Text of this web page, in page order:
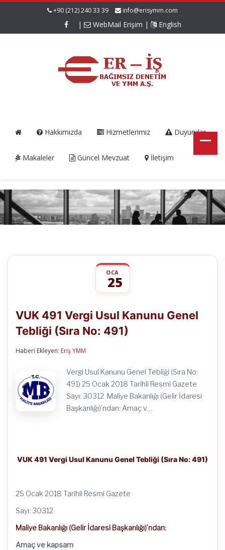
+90 (212) 240 33 39 info@erisymm.com
| WebMail Erişim | English
Hakkımızda Hizmetlerimiz Duyurular
Makaleler Güncel Mevzuat İletişim
OCA
25
Vergi
Usul
Kanunu
491)
için
VUK 491 Vergi Usul Kanunu Genel
Tebliği (Sıra No: 491)
Haberi Ekleyen: Eriş YMM
Vergi Usul Kanunu Genel Tebliği (Sıra No:
491) 25 Ocak 2018 Tarihli Resmi Gazete
Sayı: 30312 Maliye Bakanlığı (Gelir İdaresi
Başkanlığı)’ndan: Amaç v…
VUK 491 Vergi Usul Kanunu Genel Tebliği (Sıra No: 491)
25 Ocak 2018 Tarihli Resmi Gazete
Sayı: 30312
Maliye Bakanlığı (Gelir İdaresi Başkanlığı)’ndan:
Amaç ve kapsam